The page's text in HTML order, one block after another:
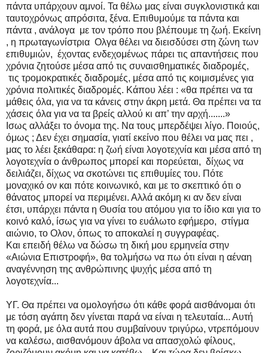
πάντα υπάρχουν αμνοί. Τα θέλω μας είναι συγκλονιστικά και
ταυτοχρόνως απρόσιτα, ξένα. Επιθυμούμε τα πάντα και
πάντα , ανάλογα με τον τρόπο που βλέπουμε τη ζωή. Εκείνη
, η πρωταγωνίστρια Ολγα θέλει να διεισδύσει στη ζώνη των
επιθυμιών, έχοντας ενδεχομένως πάρει τις απαντήσεις που
χρόνια ζητούσε μέσα από τις συναισθηματικές διαδρομές,
τις τρομοκρατικές διαδρομές, μέσα από τις κοιμισμένες για
χρόνια πολιτικές διαδρομές. Κάπου λέει : «θα πρέπει να τα
μάθεις όλα, για να τα κάνεις στην άκρη μετά. Θα πρέπει να τα
χάσεις όλα για να τα βρείς αλλού κι απ’ την αρχή.......»
Ισως αλλάξει το όνομα της. Να τους μπερδέψει λίγο. Ποιούς,
όμως ; Δεν έχει σημασία, γιατί εκείνο που θέλει να μας πει ,
μας το λέει ξεκάθαρα: η ζωή είναι λογοτεχνία και μέσα από τη
λογοτεχνία ο άνθρωπος μπορεί και πορεύεται, δίχως να
δειλιάζει, δίχως να σκοτώνει τις επιθυμίες του. Πότε
μοναχικό ον και πότε κοινωνικό, και με το σκεπτικό ότι ο
θάνατος μπορεί να περιμένει. Αλλά ακόμη κι αν δεν είναι
έτσι, υπάρχει πάντα η Θυσία του ατόμου για το ίδιο και για το
κοινό καλό, ίσως για να γίνει το ευάλωτο εφήμερο, στίγμα
αιώνιο, το Ολον, όπως το αποκαλεί η συγγραφέας.
Και επειδή θέλω να δώσω τη δική μου ερμηνεία στην
«Αιώνια Επιστροφή», θα τολμήσω να πω ότι είναι η αέναη
αναγέννηση της ανθρώπινης ψυχής μέσα από τη
λογοτεχνία...
ΥΓ. Θα πρέπει να ομολογήσω ότι κάθε φορά αισθάνομαι ότι
με τόση αγάπη δεν γίνεται παρά να είναι η τελευταία... Αυτή
τη φορά, με όλα αυτά που συμβαίνουν τριγύρω, ντρεπόμουν
να καλέσω, αισθανόμουν άβολα να απασχολώ φίλους,